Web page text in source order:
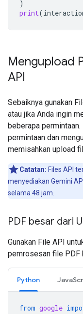
)
print(
Mengupload
API
Sebaiknya gunakan
atau jika Anda ingin
beberapa
permintaan dan
memisahkan upload
Catatan: Files API
menyediakan Gemini
selama 48 jam.
PDF besar dari
Gunakan File API
pemrosesan file PDF
Python
from google